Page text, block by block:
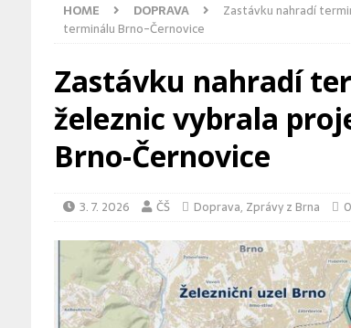
HOME DOPRAVA
Zastávku nahradí
terminálu Brno-Černovice
Zastávku nahradí
železnic vybrala
Brno-Černovice
3. 7. 2026 ČŠ Doprava, Zprávy z Brna 0